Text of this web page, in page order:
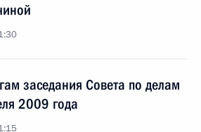
заседания Совета по делам
2009 года